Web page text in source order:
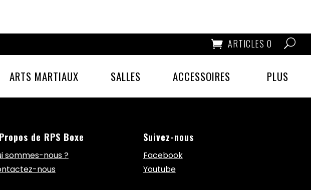
ARTICLES 0
ARTS MARTIAUX SALLES ACCESSOIRES PLUS
de RPS Boxe
sommes-nous ?
nous
Suivez-nous
Facebook
Youtube